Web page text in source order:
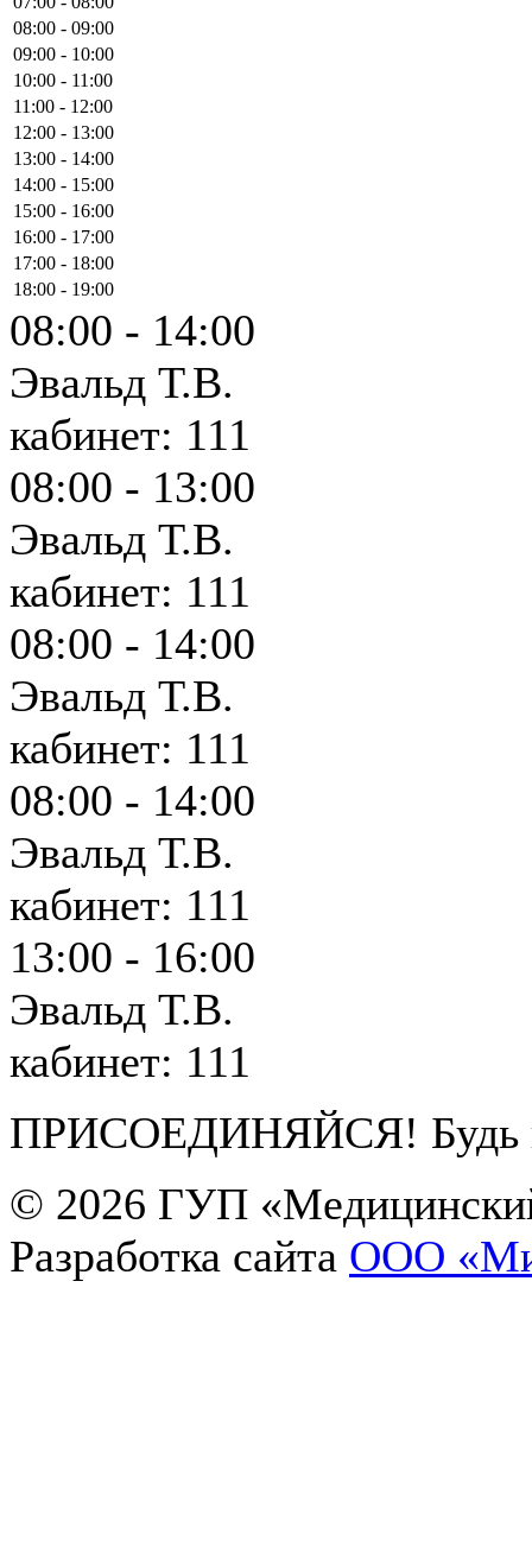
08:00 - 09:00
09:00 - 10:00
10:00 - 11:00
11:00 - 12:00
12:00 - 13:00
13:00 - 14:00
14:00 - 15:00
15:00 - 16:00
16:00 - 17:00
17:00 - 18:00
18:00 - 19:00
08:00 - 14:00
Эвальд Т.В.
кабинет: 111
08:00 - 13:00
Эвальд Т.В.
кабинет: 111
08:00 - 14:00
Эвальд Т.В.
кабинет: 111
08:00 - 14:00
Эвальд Т.В.
кабинет: 111
13:00 - 16:00
Эвальд Т.В.
кабинет: 111
ПРИСОЕДИНЯЙСЯ! Будь в
© 2026 ГУП
Разработка сайта OOO